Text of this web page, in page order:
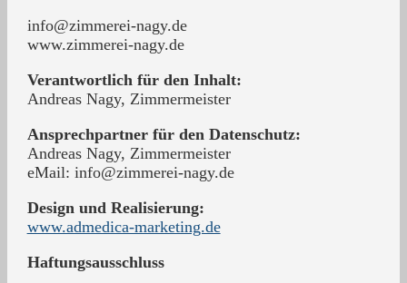
info@zimmerei-nagy.de
www.zimmerei-nagy.de
Verantwortlich für den Inhalt:
Andreas Nagy, Zimmermeister
Ansprechpartner für den Datenschutz:
Andreas Nagy, Zimmermeister
eMail: info@zimmerei-nagy.de
Design und Realisierung:
www.admedica-marketing.de
Haftungsausschluss